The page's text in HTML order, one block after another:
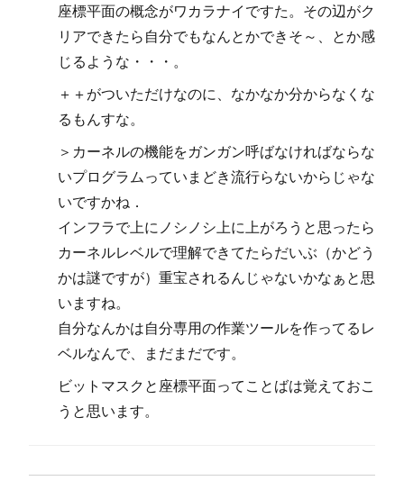
座標平面の概念がワカラナイですた。その辺がク
リアできたら自分でもなんとかできそ～、とか感
じるような・・・。
＋＋がついただけなのに、なかなか分からなくな
るもんすな。
＞カーネルの機能をガンガン呼ばなければならな
いプログラムっていまどき流行らないからじゃな
いですかね．
インフラで上にノシノシ上に上がろうと思ったら
カーネルレベルで理解できてたらだいぶ（かどう
かは謎ですが）重宝されるんじゃないかなぁと思
いますね。
自分なんかは自分専用の作業ツールを作ってるレ
ベルなんで、まだまだです。
ビットマスクと座標平面ってことばは覚えておこ
うと思います。